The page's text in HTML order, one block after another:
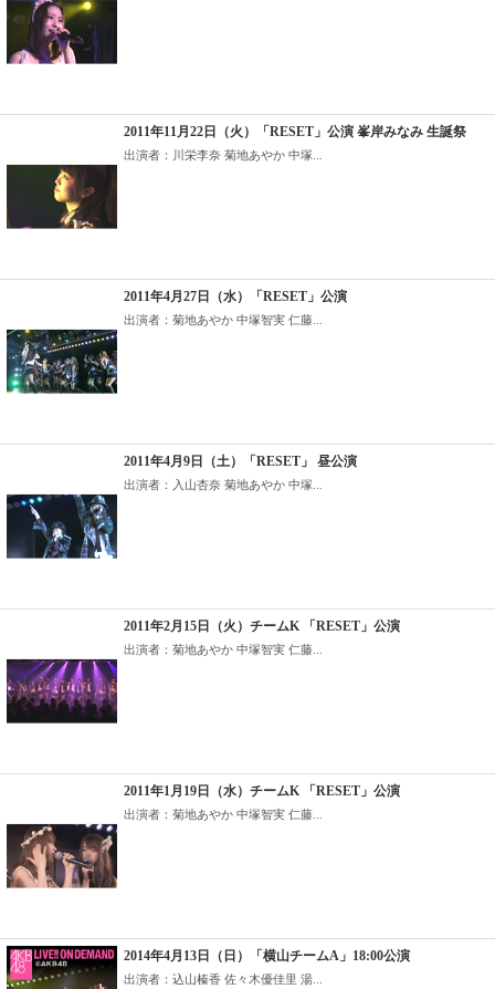
2011年11月22日（火）「RESET」公演 峯岸みなみ 生誕祭
出演者：川栄李奈 菊地あやか 中塚...
2011年4月27日（水）「RESET」公演
出演者：菊地あやか 中塚智実 仁藤...
2011年4月9日（土）「RESET」 昼公演
出演者：入山杏奈 菊地あやか 中塚...
2011年2月15日（火）チームK 「RESET」公演
出演者：菊地あやか 中塚智実 仁藤...
2011年1月19日（水）チームK 「RESET」公演
出演者：菊地あやか 中塚智実 仁藤...
2014年4月13日（日）「横山チームA」18:00公演
出演者：込山榛香 佐々木優佳里 湯...